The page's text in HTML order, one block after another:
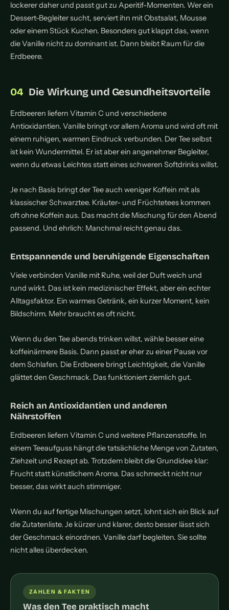
lockerer daher und passt gut zu Aperitif-Momenten. Wer ein
Dessert-Begleiter sucht, serviert ihn mit Obstsalat, Mousse
oder einem Stück Kuchen. Besonders gut klappt das, wenn
die Vanille nicht zu dominant ist. Dann bleibt Raum für die
Erdbeere.
Die Wirkung und Gesundheitsvorteile
Erdbeeren liefern Vitamin C und verschiedene
Antioxidantien. Vanille bringt vor allem Aroma und wird oft mit
einem ruhigen, warmen Eindruck verbunden. Der Tee selbst
ist kein Wundermittel. Er ist aber ein angenehmer Begleiter,
wenn du etwas Leichtes statt eines schweren Softdrinks willst.
Je nach Basis bringt der Tee auch weniger Koffein mit als
klassischer Schwarztee. Kräuter- und Früchtetees kommen
oft ohne Koffein aus. Das macht die Mischung für den Abend
passend. Und ehrlich: Manchmal reicht genau das.
Entspannende und beruhigende Eigenschaften
Viele verbinden Vanille mit Ruhe, weil der Duft weich und
rund wirkt. Das ist kein medizinischer Effekt, aber ein echter
Alltagsfaktor. Ein warmes Getränk, ein kurzer Moment, kein
Bildschirm. Mehr braucht es oft nicht.
Wenn du den Tee abends trinken willst, wähle besser eine
koffeinärmere Basis. Dann passt er eher zu einer Pause vor
dem Schlafen. Die Erdbeere bringt Leichtigkeit, die Vanille
glättet den Geschmack. Das funktioniert ziemlich gut.
Reich an Antioxidantien und anderen
Nährstoffen
Erdbeeren liefern Vitamin C und weitere Pflanzenstoffe. In
einem Teeaufguss hängt die tatsächliche Menge von Zutaten,
Ziehzeit und Rezept ab. Trotzdem bleibt die Grundidee klar:
Frucht statt künstlichem Aroma. Das schmeckt nicht nur
besser, das wirkt auch stimmiger.
Wenn du auf fertige Mischungen setzt, lohnt sich ein Blick auf
die Zutatenliste. Je kürzer und klarer, desto besser lässt sich
der Geschmack einordnen. Vanille darf begleiten. Sie sollte
nicht alles überdecken.
ZAHLEN & FAKTEN
Was den Tee praktisch macht